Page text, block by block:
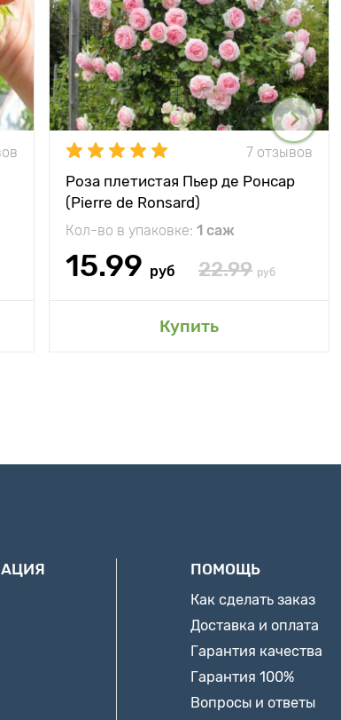
7 отзывов
Роза плетистая Пьер де Ронсар
(Pierre de Ronsard)
Кол-во в упаковке: 1 саж
15.99 руб 22.99 руб
Купить
ПОМОЩЬ
Как сделать заказ
Доставка и оплата
Гарантия качества
Гарантия 100%
Вопросы и ответы